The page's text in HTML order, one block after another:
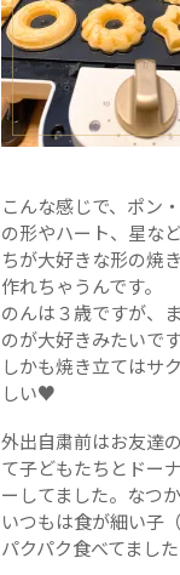
こんな感じで、ポン
の形やハート、星な
ちが大好きな形の焼
作れちゃうんです。
のんは３歳ですが、
のが大好きみたいです
しかも焼き立てはサ
しい♥
外出自粛前はお友達
て子どもたちとドー
ーしてました。なつ
いつもは食が細い子
パクパク食べてました